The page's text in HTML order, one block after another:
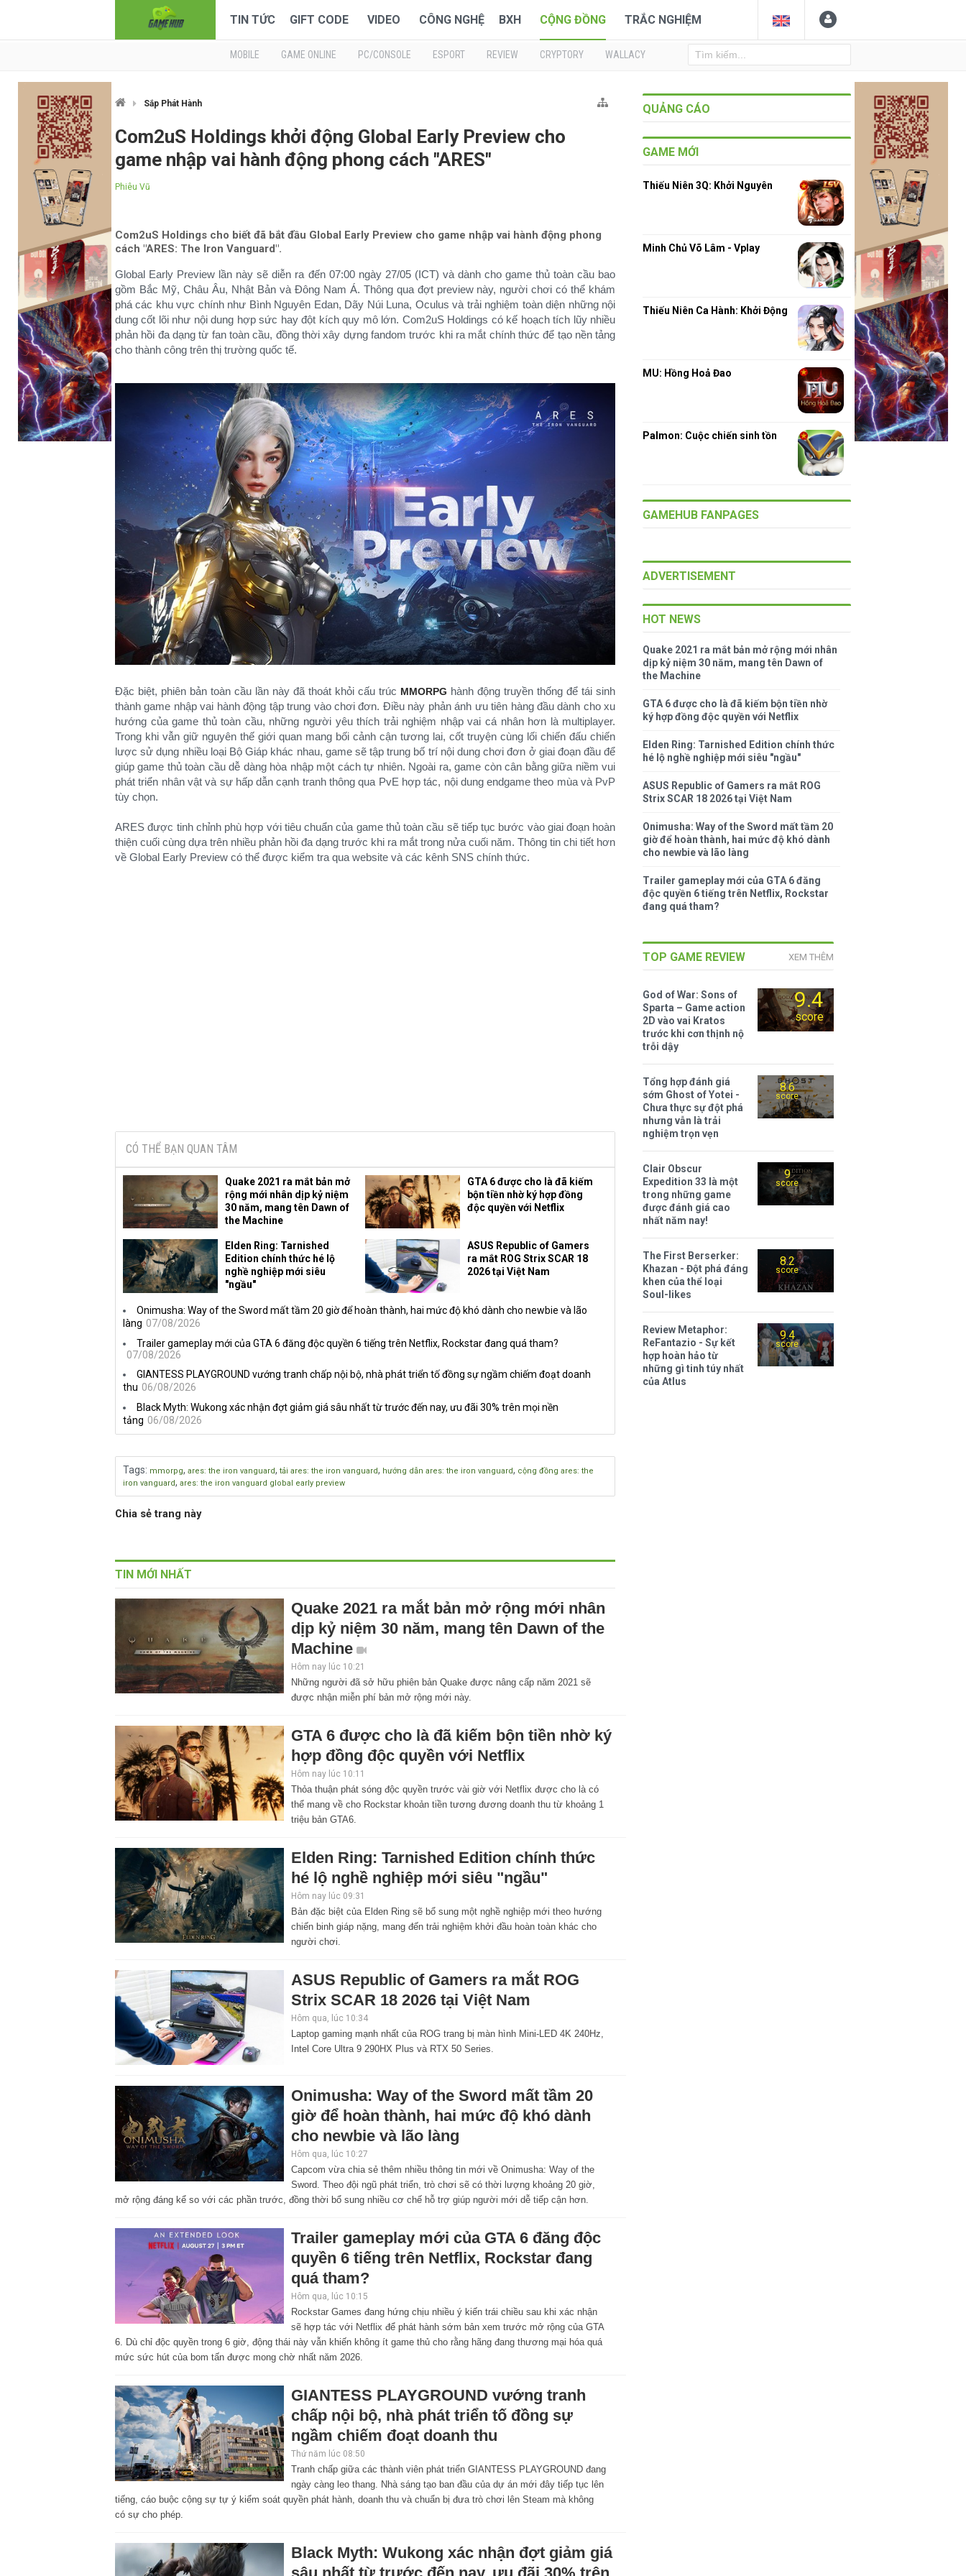
TIN TỨC GIFT CODE VIDEO CÔNG NGHỆ BXH CỘNG ĐỒNG TRẮC NGHIỆM
MOBILE GAME ONLINE PC/CONSOLE ESPORT REVIEW CRYPTORY WALLACY
Sắp Phát Hành
Com2uS Holdings khởi động Global Early Preview cho
game nhập vai hành động phong cách "ARES"
Phiêu Vũ
Com2uS Holdings cho biết đã bắt đầu Global Early Preview cho game nhập vai hành động phong
cách "ARES: The Iron Vanguard".
Global Early Preview lần này sẽ diễn ra đến 07:00 ngày 27/05 (ICT) và dành cho game thủ toàn cầu bao
gồm Bắc Mỹ, Châu Âu, Nhật Bản và Đông Nam Á. Thông qua đợt preview này, người chơi có thể khám
phá các khu vực chính như Bình Nguyên Edan, Dãy Núi Luna, Oculus và trải nghiệm toàn diện những nội
dung cốt lõi như nội dung hợp sức hay đột kích quy mô lớn. Com2uS Holdings có kế hoạch tích lũy nhiều
phản hồi đa dạng từ fan toàn cầu, đồng thời xây dựng fandom trước khi ra mắt chính thức để tạo nền tảng
cho thành công trên thị trường quốc tế.
Đặc biệt, phiên bản toàn cầu lần này đã thoát khỏi cấu trúc MMORPG hành động truyền thống để tái sinh
thành game nhập vai hành động tập trung vào chơi đơn. Điều này phản ánh ưu tiên hàng đầu dành cho xu
hướng của game thủ toàn cầu, những người yêu thích trải nghiệm nhập vai cá nhân hơn là multiplayer.
Trong khi vẫn giữ nguyên thế giới quan mang bối cảnh cận tương lai, cốt truyện cùng lối chiến đấu chiến
lược sử dụng nhiều loại Bộ Giáp khác nhau, game sẽ tập trung bố trí nội dung chơi đơn ở giai đoạn đầu để
giúp game thủ toàn cầu dễ dàng hòa nhập một cách tự nhiên. Ngoài ra, game còn cân bằng giữa niềm vui
phát triển nhân vật và sự hấp dẫn cạnh tranh thông qua PvE hợp tác, nội dung endgame theo mùa và PvP
tùy chọn.
ARES được tinh chỉnh phù hợp với tiêu chuẩn của game thủ toàn cầu sẽ tiếp tục bước vào giai đoạn hoàn
thiện cuối cùng dựa trên nhiều phản hồi đa dạng trước khi ra mắt trong nửa cuối năm. Thông tin chi tiết hơn
về Global Early Preview có thể được kiểm tra qua website và các kênh SNS chính thức.
CÓ THỂ BẠN QUAN TÂM
Quake 2021 ra mắt bản mở
rộng mới nhân dịp kỷ niệm
30 năm, mang tên Dawn of
the Machine
GTA 6 được cho là đã kiếm
bộn tiền nhờ ký hợp đồng
độc quyền với Netflix
Elden Ring: Tarnished
Edition chính thức hé lộ
nghề nghiệp mới siêu
"ngầu"
ASUS Republic of Gamers
ra mắt ROG Strix SCAR 18
2026 tại Việt Nam
Onimusha: Way of the Sword mất tầm 20 giờ để hoàn thành, hai mức độ khó dành cho newbie và lão
làng 07/08/2026
Trailer gameplay mới của GTA 6 đăng độc quyền 6 tiếng trên Netflix, Rockstar đang quá tham?
07/08/2026
GIANTESS PLAYGROUND vướng tranh chấp nội bộ, nhà phát triển tố đồng sự ngầm chiếm đoạt doanh
thu 06/08/2026
Black Myth: Wukong xác nhận đợt giảm giá sâu nhất từ trước đến nay, ưu đãi 30% trên mọi nền
tảng 06/08/2026
Tags: mmorpg, ares: the iron vanguard, tải ares: the iron vanguard, hướng dẫn ares: the iron vanguard, cộng đồng ares: the
iron vanguard, ares: the iron vanguard global early preview
Chia sẻ trang này
TIN MỚI NHẤT
Quake 2021 ra mắt bản mở rộng mới nhân
dịp kỷ niệm 30 năm, mang tên Dawn of the
Machine
Hôm nay lúc 10:21
Những người đã sở hữu phiên bản Quake được nâng cấp năm 2021 sẽ
được nhận miễn phí bản mở rộng mới này.
GTA 6 được cho là đã kiếm bộn tiền nhờ ký
hợp đồng độc quyền với Netflix
Hôm nay lúc 10:11
Thỏa thuận phát sóng độc quyền trước vài giờ với Netflix được cho là có
thể mang về cho Rockstar khoản tiền tương đương doanh thu từ khoảng 1
triệu bản GTA6.
Elden Ring: Tarnished Edition chính thức
hé lộ nghề nghiệp mới siêu "ngầu"
Hôm nay lúc 09:31
Bản đặc biệt của Elden Ring sẽ bổ sung một nghề nghiệp mới theo hướng
chiến binh giáp nặng, mang đến trải nghiệm khởi đầu hoàn toàn khác cho
người chơi.
ASUS Republic of Gamers ra mắt ROG
Strix SCAR 18 2026 tại Việt Nam
Hôm qua, lúc 10:34
Laptop gaming mạnh nhất của ROG trang bị màn hình Mini-LED 4K 240Hz,
Intel Core Ultra 9 290HX Plus và RTX 50 Series.
Onimusha: Way of the Sword mất tầm 20
giờ để hoàn thành, hai mức độ khó dành
cho newbie và lão làng
Hôm qua, lúc 10:27
Capcom vừa chia sẻ thêm nhiều thông tin mới về Onimusha: Way of the
Sword. Theo đội ngũ phát triển, trò chơi sẽ có thời lượng khoảng 20 giờ,
mở rộng đáng kể so với các phần trước, đồng thời bổ sung nhiều cơ chế hỗ trợ giúp người mới dễ tiếp cận hơn.
Trailer gameplay mới của GTA 6 đăng độc
quyền 6 tiếng trên Netflix, Rockstar đang
quá tham?
Hôm qua, lúc 10:15
Rockstar Games đang hứng chịu nhiều ý kiến trái chiều sau khi xác nhận
sẽ hợp tác với Netflix để phát hành sớm bản xem trước mở rộng của GTA
6. Dù chỉ độc quyền trong 6 giờ, động thái này vẫn khiến không ít game thủ cho rằng hãng đang thương mại hóa quá
mức sức hút của bom tấn được mong chờ nhất năm 2026.
GIANTESS PLAYGROUND vướng tranh
chấp nội bộ, nhà phát triển tố đồng sự
ngầm chiếm đoạt doanh thu
Thứ năm lúc 08:50
Tranh chấp giữa các thành viên phát triển GIANTESS PLAYGROUND đang
ngày càng leo thang. Nhà sáng tạo ban đầu của dự án mới đây tiếp tục lên
tiếng, cáo buộc cộng sự tự ý kiểm soát quyền phát hành, doanh thu và chuẩn bị đưa trò chơi lên Steam mà không
có sự cho phép.
Black Myth: Wukong xác nhận đợt giảm giá
QUẢNG CÁO
GAME MỚI
Thiếu Niên 3Q: Khởi Nguyên
Minh Chủ Võ Lâm - Vplay
Thiếu Niên Ca Hành: Khởi Động
MU: Hồng Hoả Đao
Palmon: Cuộc chiến sinh tồn
GAMEHUB FANPAGES
ADVERTISEMENT
HOT NEWS
Quake 2021 ra mắt bản mở rộng mới nhân
dịp kỷ niệm 30 năm, mang tên Dawn of
the Machine
GTA 6 được cho là đã kiếm bộn tiền nhờ
ký hợp đồng độc quyền với Netflix
Elden Ring: Tarnished Edition chính thức
hé lộ nghề nghiệp mới siêu "ngầu"
ASUS Republic of Gamers ra mắt ROG
Strix SCAR 18 2026 tại Việt Nam
Onimusha: Way of the Sword mất tầm 20
giờ để hoàn thành, hai mức độ khó dành
cho newbie và lão làng
Trailer gameplay mới của GTA 6 đăng
độc quyền 6 tiếng trên Netflix, Rockstar
đang quá tham?
TOP GAME REVIEW XEM THÊM
9.4
score
God of War: Sons of
Sparta – Game action
2D vào vai Kratos
trước khi cơn thịnh nộ
trỗi dậy
8.6
score
Tổng hợp đánh giá
sớm Ghost of Yotei -
Chưa thực sự đột phá
nhưng vẫn là trải
nghiệm trọn vẹn
9
score
Clair Obscur
Expedition 33 là một
trong những game
được đánh giá cao
nhất năm nay!
8.2
score
The First Berserker:
Khazan - Đột phá đáng
khen của thể loại
Soul-likes
9.4
score
Review Metaphor:
ReFantazio - Sự kết
hợp hoàn hảo từ
những gì tinh túy nhất
của Atlus